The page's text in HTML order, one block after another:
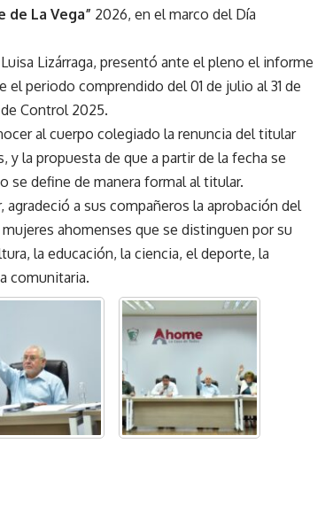
de La Vega” 2026, en el marco del Día
Lizárraga, presentó ante el pleno el informe
periodo comprendido del 01 de julio al 31 de
Control 2025.
al cuerpo colegiado la renuncia del titular
la propuesta de que a partir de la fecha se
se define de manera formal al titular.
agradeció a sus compañeros la aprobación del
ahomenses que se distinguen por su
la educación, la ciencia, el deporte, la
comunitaria.